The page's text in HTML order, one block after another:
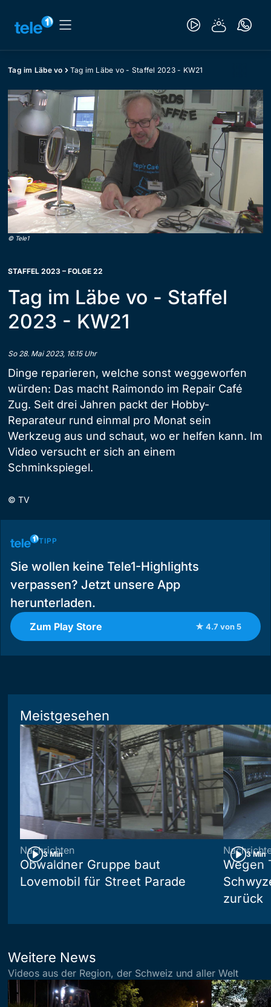
Tag im Läbe vo Tag im Läbe vo - Staffel 2023 - KW21
© Tele1
STAFFEL 2023 – FOLGE 22
Tag im Läbe vo - Staffel
2023 - KW21
So 28. Mai 2023, 16.15 Uhr
Dinge reparieren, welche sonst weggeworfen
würden: Das macht Raimondo im Repair Café
Zug. Seit drei Jahren packt der Hobby-
Reparateur rund einmal pro Monat sein
Werkzeug aus und schaut, wo er helfen kann. Im
Video versucht er sich an einem
Schminkspiegel.
© TV
TIPP
Sie wollen keine Tele1-Highlights
verpassen? Jetzt unsere App
herunterladen.
Zum Play Store ★ 4.7 von 5
Meistgesehen
3 Min
Nachrichten
Obwaldner Gruppe baut
Lovemobil für Street Parade
3 Min
Wegen
zurück
Weitere News
Videos aus der Region, der Schweiz und aller Welt